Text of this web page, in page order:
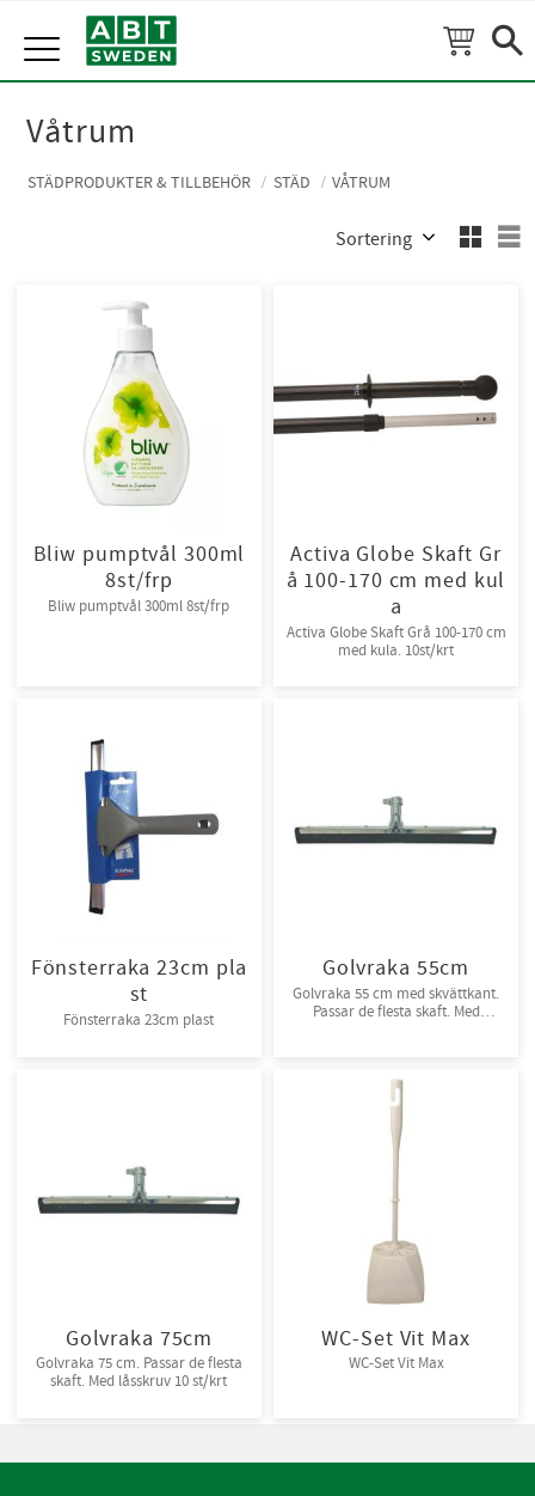
Meny
Våtrum
STÄDPRODUKTER & TILLBEHÖR STÄD VÅTRUM
Välj sortering
Bliw pumptvål 300ml
8st/frp
Bliw pumptvål 300ml 8st/frp
Activa Globe Skaft Gr
å 100-170 cm med kul
a
Activa Globe Skaft Grå 100-170 cm
med kula. 10st/krt
Fönsterraka 23cm pla
st
Fönsterraka 23cm plast
Golvraka 55cm
Golvraka 55 cm med skvättkant.
Passar de flesta skaft. Med
Golvraka 75cm
Golvraka 75 cm. Passar de flesta
skaft. Med låsskruv 10 st/krt
WC-Set Vit Max
WC-Set Vit Max